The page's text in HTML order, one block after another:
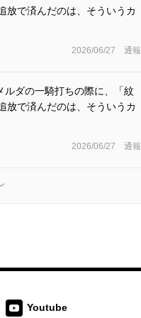
放で済んだのは、そういうカ
2026/06/27 通報
ルダの一騎打ちの際に、「紋
放で済んだのは、そういうカ
2026/06/27 通報
Youtube